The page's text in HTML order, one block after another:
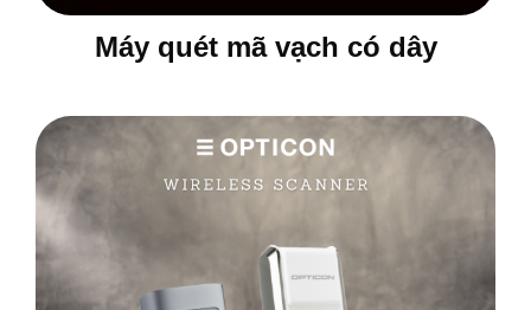
Máy quét mã vạch có dây